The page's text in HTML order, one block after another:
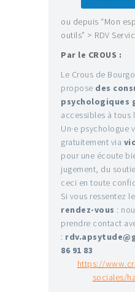
ou depuis “Mon
outils” > RDV
Par le CROUS :
Le Crous de
propose des
psychologiques
accessibles à tous
Un·e psychologue
gratuitement via
pour une écoute
jugement, du
ceci en toute
Si vous ressentez
rendez-vous :
prendre contact
:
86 91 83
https://
sociales/